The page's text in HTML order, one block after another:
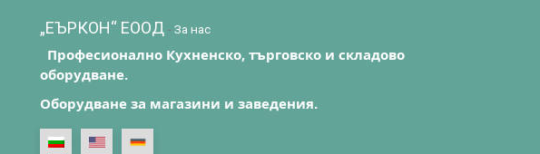
„ЕЪРКОН“ EООД - За нас
Професионално Кухненско, търговско и складово
оборудване.
Оборудване за магазини и заведения.